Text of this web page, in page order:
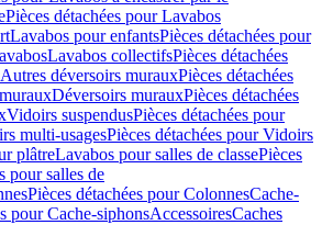
Pièces détachées pour Lavabos
Lavabos pour enfantsPièces détachées pour
Lavabos collectifsPièces détachées
Autres déversoirs murauxPièces détachées
Déversoirs murauxPièces détachées
Vidoirs suspendusPièces détachées pour
multi-usagesPièces détachées pour Vidoirs
plâtreLavabos pour salles de classePièces
pour salles de
Pièces détachées pour ColonnesCache-
pour Cache-siphonsAccessoiresCaches